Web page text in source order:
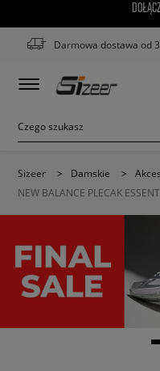
Darmowa dostawa od
Sizeer > Damskie >
NEW BALANCE PLECAK